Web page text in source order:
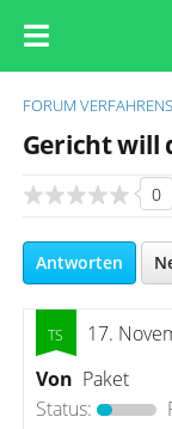
FORUM
Gericht will
0
Antworten
17.
Von Paket
Status: